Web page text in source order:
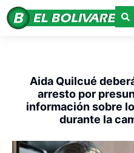
Aida Quilcué
arresto por
información sobre
durante la